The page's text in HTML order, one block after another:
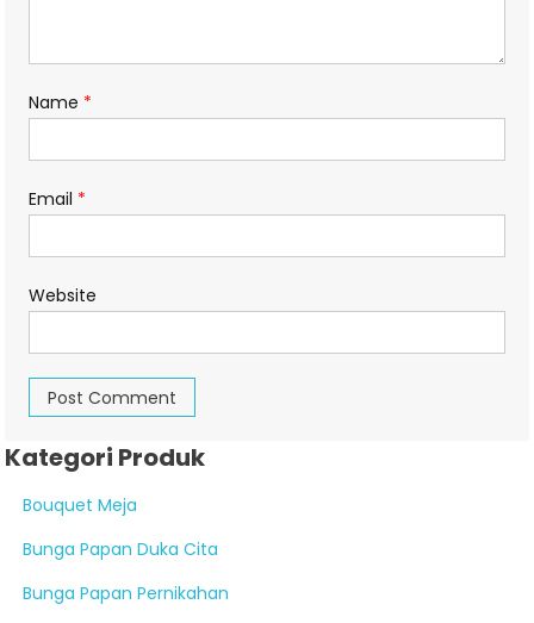
Name *
Email *
Website
Kategori Produk
Bouquet Meja
Bunga Papan Duka Cita
Bunga Papan Pernikahan